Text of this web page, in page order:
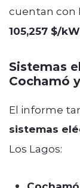
cuentan con
105,257 $/
Sistemas
Cochamó
El informe
sistemas
Los Lagos: